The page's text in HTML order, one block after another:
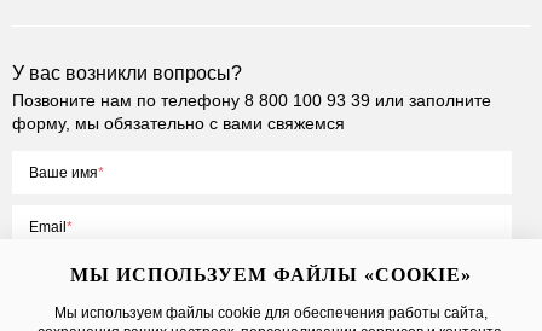
У вас возникли вопросы?
Позвоните нам по телефону 8 800 100 93 39 или заполните
форму, мы обязательно с вами свяжемся
Ваше имя
Email
МЫ ИСПОЛЬЗУЕМ ФАЙЛЫ «COOKIE»
Мы используем файлы cookie для обеспечения работы сайта,